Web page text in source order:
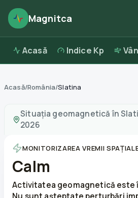
Magnitca
Acasă Indice Kp
Acasă/România/Slatina
Situația geomagnetică în
2026
MONITORIZAREA VREMII
Calm
Activitatea geomagnetică este